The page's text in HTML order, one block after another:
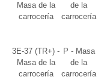
Masa de la
carrocería
de la
carrocería
3E-37 (TR+) -
Masa de la
carrocería
P - Masa
de la
carrocería